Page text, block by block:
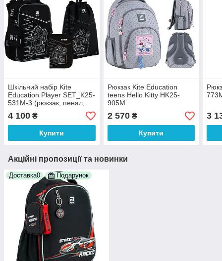
Шкільний набір Kite
Education Player SET_K25-
531M-3 (рюкзак, пенал,
сумка)
4 100 ₴
Купити
Рюкзак Kite Education
teens Hello Kitty HK25-
905M
2 570₴
Купити
3
Акційні пропозиції та новинки
Доставка0 Подарунок